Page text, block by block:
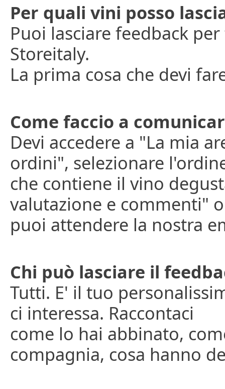
Per quali vini posso
Puoi lasciare feedback
Storeitaly.
La prima cosa che devi
Come faccio a
Devi accedere a "La mia
ordini", selezionare
che contiene il vino
valutazione e commenti"
puoi attendere la nostra
Chi può lasciare il
Tutti. E' il tuo
ci interessa. Raccontaci
come lo hai abbinato,
compagnia, cosa hanno